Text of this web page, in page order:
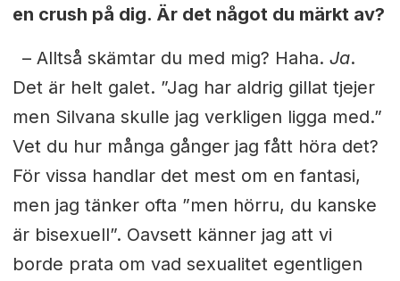
en crush på dig. Är det något du märkt av?
– Alltså skämtar du med mig? Haha.Ja.
Det är helt galet. ”Jag har aldrig gillat tjejer
men Silvana skulle jag verkligen ligga med.”
Vet du hur många gånger jag fått höra det?
För vissa handlar det mest om enfantasi,
men jag tänker ofta ”men hörru, du kanske
är bisexuell”. Oavsett känner jag att vi
borde prata om vad sexualitet egentligen